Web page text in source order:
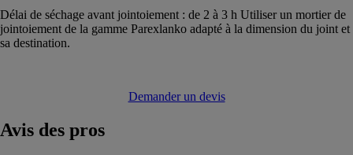
Délai de séchage avant jointoiement : de 2 à 3 h Utiliser un mortier de
jointoiement de la gamme Parexlanko adapté à la dimension du joint et
sa destination.
Demander un devis
Avis des pros